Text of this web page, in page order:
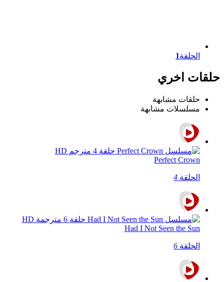
الحلقة1
حلقات اخري
حلقات مشابهة
مسلسلات مشابهة
Perfect Crown
الحلقة 4
Had I Not Seen the Sun
الحلقة 6